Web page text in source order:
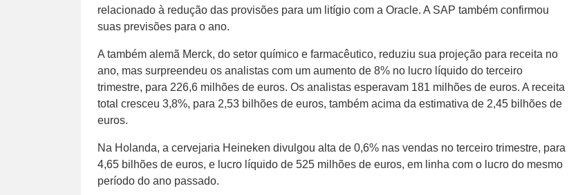
relacionado à redução das provisões para um litígio com a Oracle. A SAP também confirmou
suas previsões para o ano.
A também alemã Merck, do setor químico e farmacêutico, reduziu sua projeção para receita no
ano, mas surpreendeu os analistas com um aumento de 8% no lucro líquido do terceiro
trimestre, para 226,6 milhões de euros. Os analistas esperavam 181 milhões de euros. A receita
total cresceu 3,8%, para 2,53 bilhões de euros, também acima da estimativa de 2,45 bilhões de
euros.
Na Holanda, a cervejaria Heineken divulgou alta de 0,6% nas vendas no terceiro trimestre, para
4,65 bilhões de euros, e lucro líquido de 525 milhões de euros, em linha com o lucro do mesmo
período do ano passado.